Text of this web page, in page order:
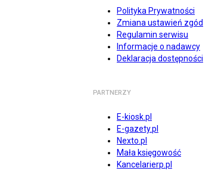
Polityka Prywatności
Zmiana ustawień zgód
Regulamin serwisu
Informacje o nadawcy
Deklaracja dostępności
PARTNERZY
E-kiosk.pl
E-gazety.pl
Nexto.pl
Mała księgowość
Kancelarierp.pl